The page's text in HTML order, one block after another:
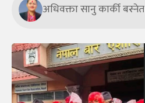
अधिवक्ता सानु कार्की बस्नेत